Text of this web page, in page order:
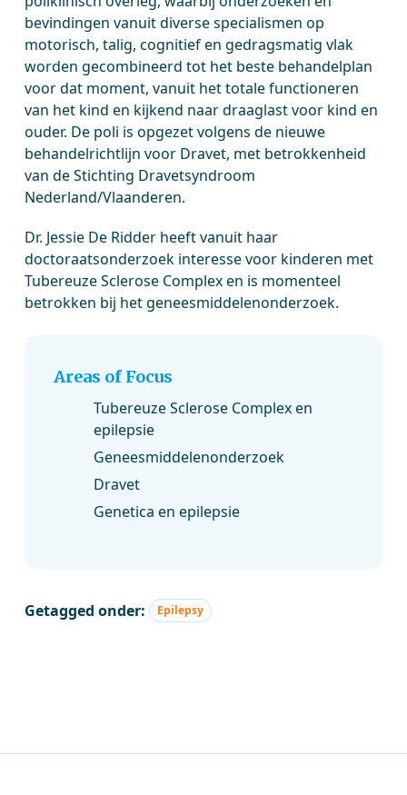
bevindingen vanuit diverse specialismen op
motorisch, talig, cognitief en gedragsmatig vlak
worden gecombineerd tot het beste behandelplan
voor dat moment, vanuit het totale functioneren
van het kind en kijkend naar draaglast voor kind en
ouder. De poli is opgezet volgens de nieuwe
behandelrichtlijn voor Dravet, met betrokkenheid
van de Stichting Dravetsyndroom
Nederland/Vlaanderen.
Dr. Jessie De Ridder heeft vanuit haar
doctoraatsonderzoek interesse voor kinderen met
Tubereuze Sclerose Complex en is momenteel
betrokken bij het geneesmiddelenonderzoek.
Areas of Focus
Tubereuze Sclerose Complex en
epilepsie
Geneesmiddelenonderzoek
Dravet
Genetica en epilepsie
Getagged onder: Epilepsy